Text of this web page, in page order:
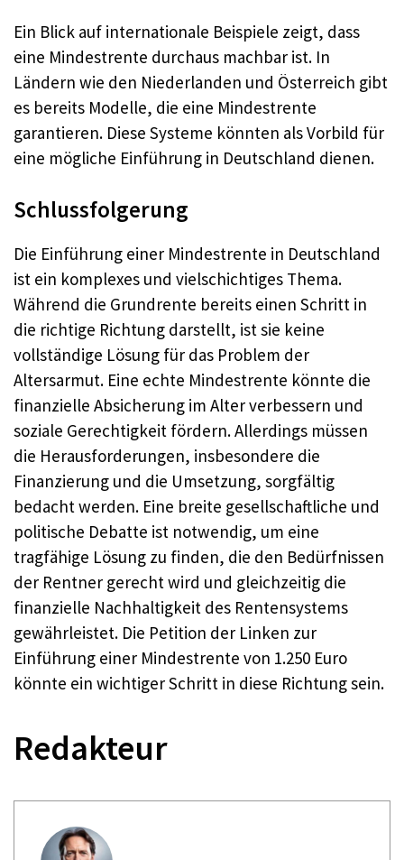
Ein Blick auf internationale Beispiele zeigt, dass
eine Mindestrente durchaus machbar ist. In
Ländern wie den Niederlanden und Österreich gibt
es bereits Modelle, die eine Mindestrente
garantieren. Diese Systeme könnten als Vorbild für
eine mögliche Einführung in Deutschland dienen.
Schlussfolgerung
Die Einführung einer Mindestrente in Deutschland
ist ein komplexes und vielschichtiges Thema.
Während die Grundrente bereits einen Schritt in
die richtige Richtung darstellt, ist sie keine
vollständige Lösung für das Problem der
Altersarmut. Eine echte Mindestrente könnte die
finanzielle Absicherung im Alter verbessern und
soziale Gerechtigkeit fördern. Allerdings müssen
die Herausforderungen, insbesondere die
Finanzierung und die Umsetzung, sorgfältig
bedacht werden. Eine breite gesellschaftliche und
politische Debatte ist notwendig, um eine
tragfähige Lösung zu finden, die den Bedürfnissen
der Rentner gerecht wird und gleichzeitig die
finanzielle Nachhaltigkeit des Rentensystems
gewährleistet. Die Petition der Linken zur
Einführung einer Mindestrente von 1.250 Euro
könnte ein wichtiger Schritt in diese Richtung sein.
Redakteur